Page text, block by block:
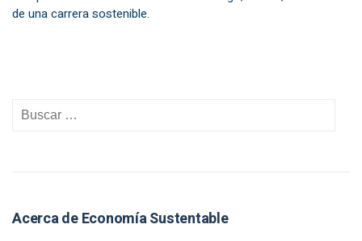
de una carrera sostenible.
Acerca de Economía Sustentable